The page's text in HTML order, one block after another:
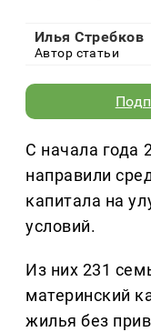
Илья Стребков
Автор статьи
С начала года
направили
капитала на
условий.
Из них 231
материнский
жилья без